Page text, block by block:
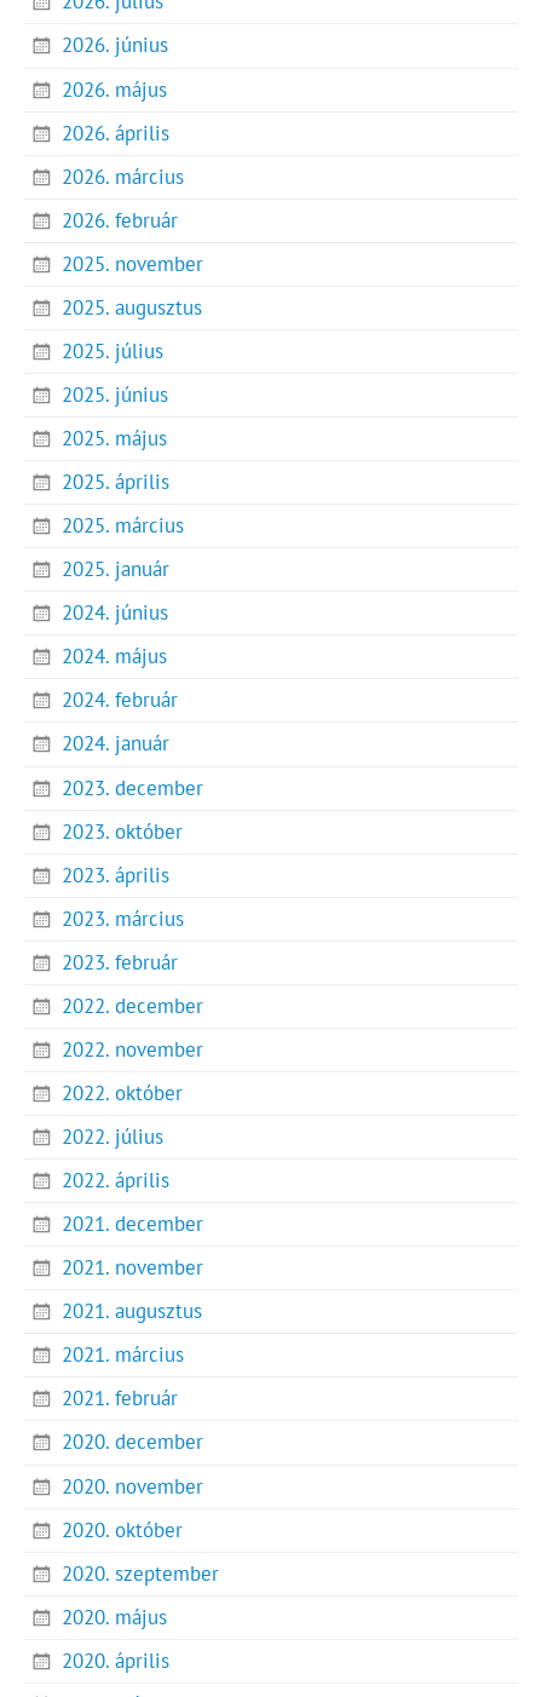
2026. június
2026. május
2026. április
2026. március
2026. február
2025. november
2025. augusztus
2025. július
2025. június
2025. május
2025. április
2025. március
2025. január
2024. június
2024. május
2024. február
2024. január
2023. december
2023. október
2023. április
2023. március
2023. február
2022. december
2022. november
2022. október
2022. július
2022. április
2021. december
2021. november
2021. augusztus
2021. március
2021. február
2020. december
2020. november
2020. október
2020. szeptember
2020. május
2020. április